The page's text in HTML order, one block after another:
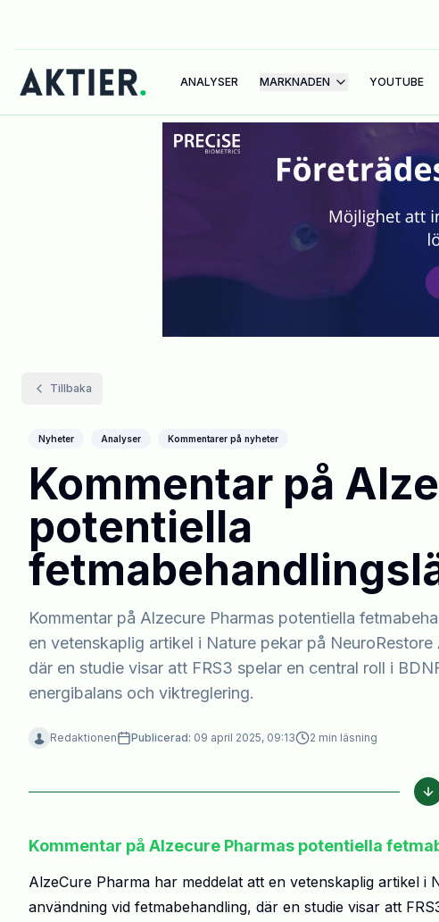
ANALYSER MARKNADEN YOUTUBE
Tillbaka
Nyheter Analyser Kommentarer på nyheter
Kommentar på
potentiella
Kommentar på Alzecure Pharmas potentiella
en vetenskaplig artikel i Nature pekar på
där en studie visar att FRS3 spelar en central roll i
energibalans och viktreglering.
Redaktionen Publicerad: 09 april 2025, 09:13 2 min läsning
Kommentar på Alzecure Pharmas potentiella
AlzeCure Pharma har meddelat att en vetenskaplig artikel i
användning vid fetmabehandling, där en studie visar att